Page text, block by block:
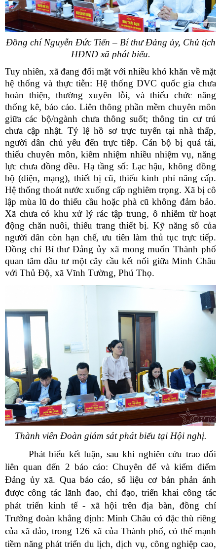
Đồng chí Nguyễn Đức Tiến – Bí thư Đảng ủy, Chủ tịch
HĐND xã phát biểu.
Tuy nhiên, xã đang đối mặt với nhiều khó khăn về mặt
hệ thống và thực tiễn: Hệ thống DVC quốc gia chưa
hoàn thiện, thường xuyên lỗi, và thiếu chức năng
thống kê, báo cáo. Liên thông phần mềm chuyên môn
giữa các bộ/ngành chưa thông suốt; thông tin cư trú
chưa cập nhật. Tỷ lệ hồ sơ trực tuyến tại nhà thấp,
người dân chủ yếu đến trực tiếp. Cán bộ bị quá tải,
thiếu chuyên môn, kiêm nhiệm nhiều nhiệm vụ, năng
lực chưa đồng đều. Hạ tầng số: Lạc hậu, không đồng
bộ (điện, mạng), thiết bị cũ, thiếu kinh phí nâng cấp.
Hệ thống thoát nước xuống cấp nghiêm trọng. Xã bị cô
lập mùa lũ do thiếu cầu hoặc phà cũ không đảm bảo.
Xã chưa có khu xử lý rác tập trung, ô nhiễm từ hoạt
động chăn nuôi, thiếu trang thiết bị. Kỹ năng số của
người dân còn hạn chế, ưu tiên làm thủ tục trực tiếp.
Đồng chí Bí thư Đảng ủy xã mong muốn Thành phố
quan tâm đầu tư một cây cầu kết nối giữa Minh Châu
với Thủ Độ, xã Vĩnh Tường, Phú Thọ.
Thành viên Đoàn giám sát phát biểu tại Hội nghị.
Phát biểu kết luận, sau khi nghiên cứu trao đổi
liên quan đến 2 báo cáo: Chuyên để và kiểm điểm
Đảng ủy xã. Qua báo cáo, số liệu cơ bản phản ánh
được công tác lãnh đao, chỉ đạo, triển khai công tác
phát triển kinh tế - xã hội trên địa bàn, đồng chí
Trưởng đoàn khẳng định: Minh Châu có đặc thù riêng
của xã đảo, trong 126 xã của Thành phố, có thế mạnh
tiềm năng phát triển du lịch, dịch vụ, công nghiệp cao,